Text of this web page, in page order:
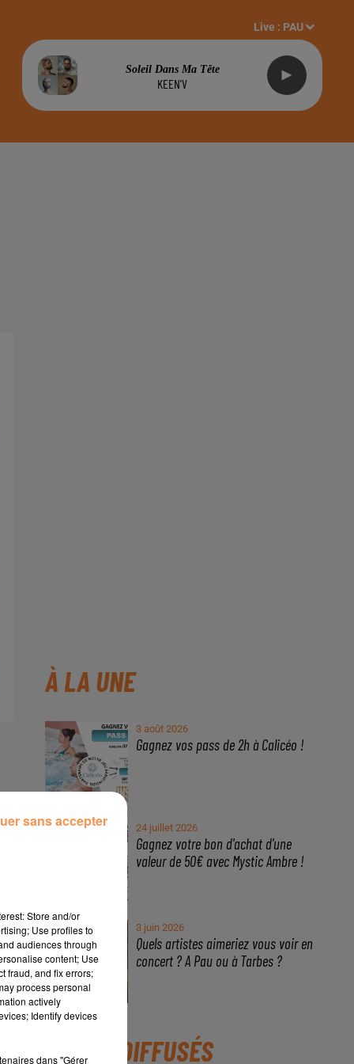
Live : PAU
Soleil Dans Ma Tête
KEEN'V
À LA UNE
3 août 2026
Gagnez vos pass de 2h à Calicéo !
24 juillet 2026
Gagnez votre bon d'achat d'une
valeur de 50€ avec Mystic Ambre !
3 juin 2026
Quels artistes aimeriez vous voir en
concert ? A Pau ou à Tarbes ?
TITRES DIFFUSÉS
Store and/or
Use profiles to
audiences through
content; Use
fraud, and fix errors;
process personal
actively
Identify devices
dans "Gérer
sans accepter